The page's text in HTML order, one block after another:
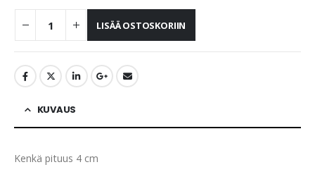
LISÄÄ OSTOSKORIIN
KUVAUS
Kenkä pituus 4 cm